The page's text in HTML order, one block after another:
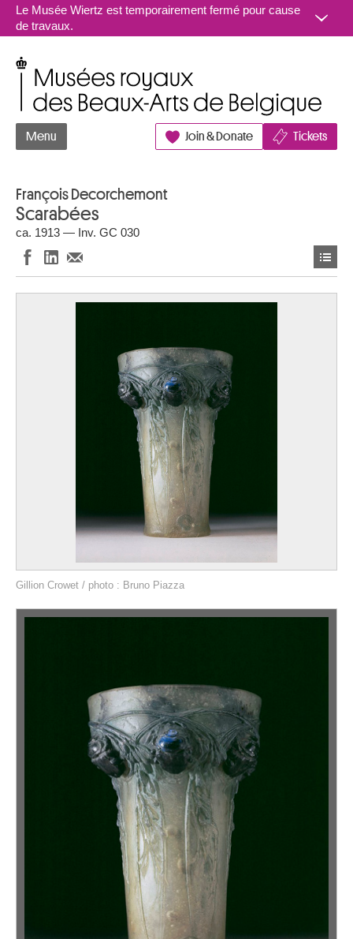
Aller au contenu
Le Musée Wiertz est temporairement fermé pour cause
de travaux.
Menu Join & Donate Tickets
François Decorchemont
Scarabées
ca. 1913 — Inv. GC 030
Gillion Crowet / photo : Bruno Piazza